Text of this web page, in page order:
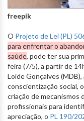
freepik
O Projeto de Lei (PL)
para enfrentar o
saúde, pode ter sua
feira (7/5), a partir de
Loíde Gonçalves
conscientização social,
criação de mecanismos
profissionais para
apreciação, o PL 190/